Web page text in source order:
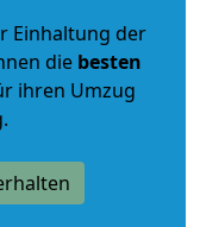
Einhaltung der
die besten
ihren Umzug